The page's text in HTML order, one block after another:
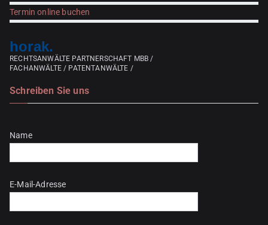
Termin online buchen
horak.
RECHTSANWÄLTE PARTNERSCHAFT MBB /
FACHANWÄLTE / PATENTANWÄLTE /
Schreiben Sie uns
Name
E-Mail-Adresse